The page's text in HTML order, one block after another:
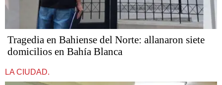
Tragedia en Bahiense del Norte: allanaron siete
domicilios en Bahía Blanca
LA CIUDAD.